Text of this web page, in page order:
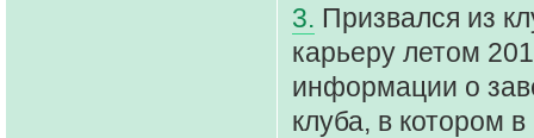
3. Призвался из
карьеру летом
информации о
клуба, в котором